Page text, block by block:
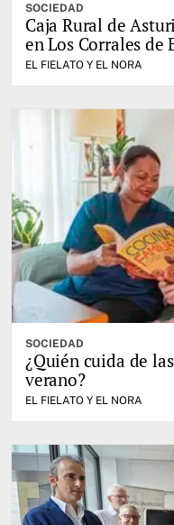
SOCIEDAD
Caja Rural de
en Los Corrales de
EL FIELATO Y EL NORA
SOCIEDAD
¿Quién cuida de
verano?
EL FIELATO Y EL NORA